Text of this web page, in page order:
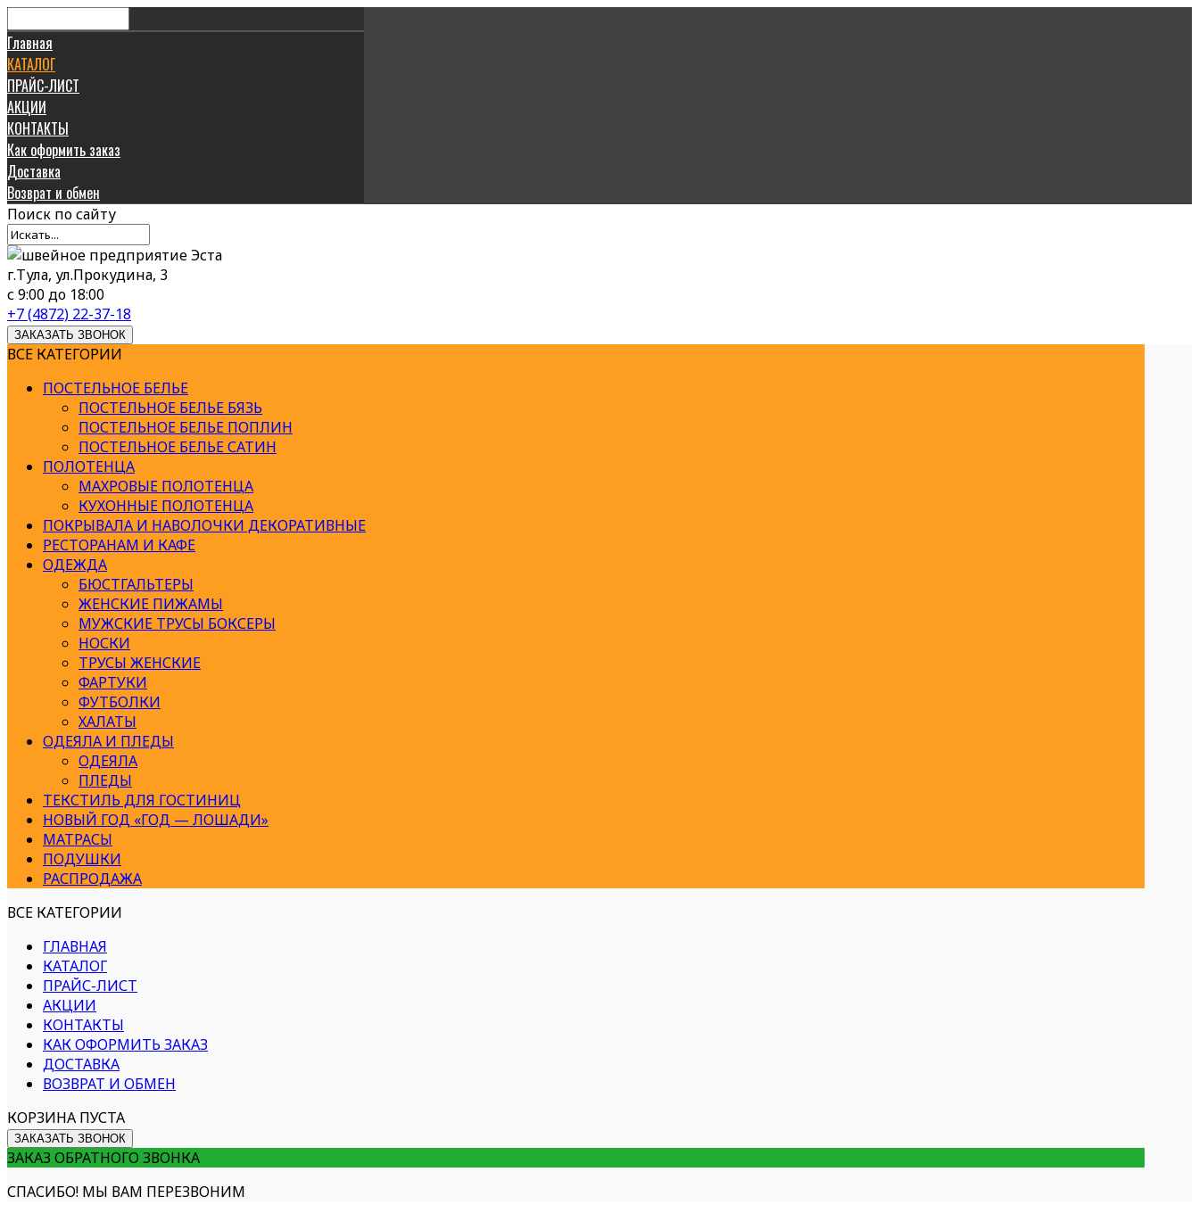
Главная
КАТАЛОГ
ПРАЙС-ЛИСТ
АКЦИИ
КОНТАКТЫ
Как оформить заказ
Доставка
Возврат и обмен
Поиск по сайту
г.Тула, ул.Прокудина, 3
с 9:00 до 18:00
+7 (4872) 22-37-18
ЗАКАЗАТЬ ЗВОНОК
ВСЕ КАТЕГОРИИ
ПОСТЕЛЬНОЕ БЕЛЬЕ
ПОСТЕЛЬНОЕ БЕЛЬЕ БЯЗЬ
ПОСТЕЛЬНОЕ БЕЛЬЕ ПОПЛИН
ПОСТЕЛЬНОЕ БЕЛЬЕ САТИН
ПОЛОТЕНЦА
МАХРОВЫЕ ПОЛОТЕНЦА
КУХОННЫЕ ПОЛОТЕНЦА
ПОКРЫВАЛА И НАВОЛОЧКИ ДЕКОРАТИВНЫЕ
РЕСТОРАНАМ И КАФЕ
ОДЕЖДА
БЮСТГАЛЬТЕРЫ
ЖЕНСКИЕ ПИЖАМЫ
МУЖСКИЕ ТРУСЫ БОКСЕРЫ
НОСКИ
ТРУСЫ ЖЕНСКИЕ
ФАРТУКИ
ФУТБОЛКИ
ХАЛАТЫ
ОДЕЯЛА И ПЛЕДЫ
ОДЕЯЛА
ПЛЕДЫ
ТЕКСТИЛЬ ДЛЯ ГОСТИНИЦ
НОВЫЙ ГОД «ГОД — ЛОШАДИ»
МАТРАСЫ
ПОДУШКИ
РАСПРОДАЖА
ВСЕ КАТЕГОРИИ
ГЛАВНАЯ
КАТАЛОГ
ПРАЙС-ЛИСТ
АКЦИИ
КОНТАКТЫ
КАК ОФОРМИТЬ ЗАКАЗ
ДОСТАВКА
ВОЗВРАТ И ОБМЕН
КОРЗИНА ПУСТА
ЗАКАЗАТЬ ЗВОНОК
ЗАКАЗ ОБРАТНОГО ЗВОНКА
СПАСИБО! МЫ ВАМ ПЕРЕЗВОНИМ